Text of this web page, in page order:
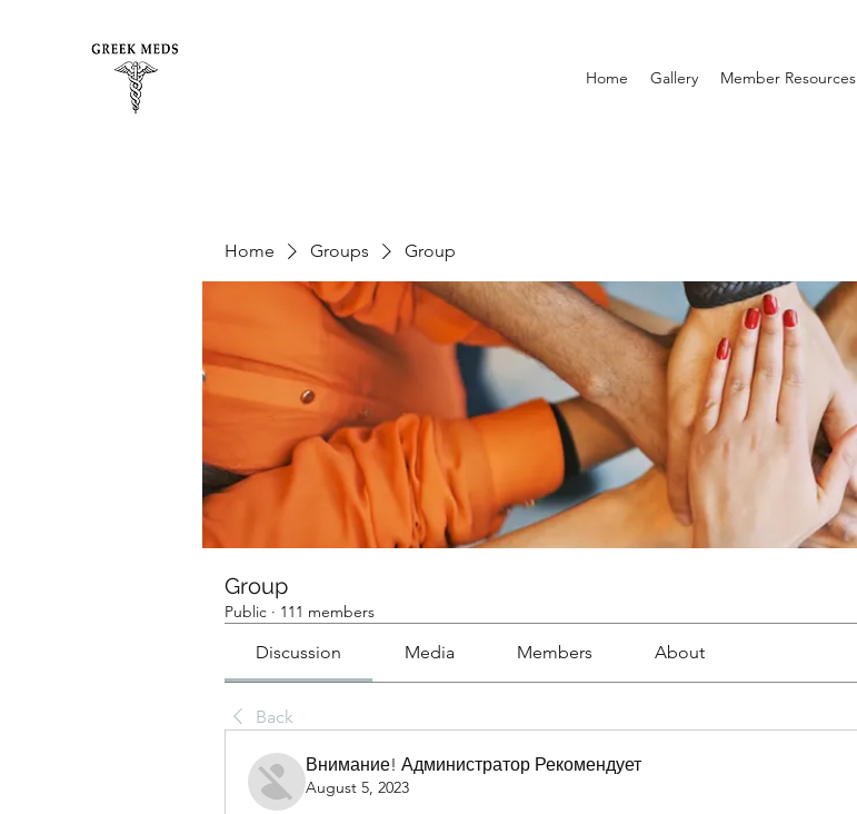
Home Gallery Member Resources
Home Groups Group
Group
Public · 111 members
Discussion Media Members About
Back
Внимание! Администратор Рекомендует
August 5, 2023